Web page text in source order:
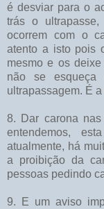
é desviar para o
trás o
ocorrem com o
atento a isto pois
mesmo e os
não se
ultrapassagem. É
8. Dar carona
entendemos,
atualmente, há
a proibição da
pessoas pedindo
9. E um aviso